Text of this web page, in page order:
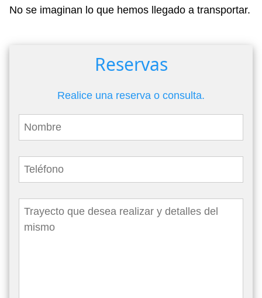
No se imaginan lo que hemos llegado a transportar.
Reservas
Realice una reserva o consulta.